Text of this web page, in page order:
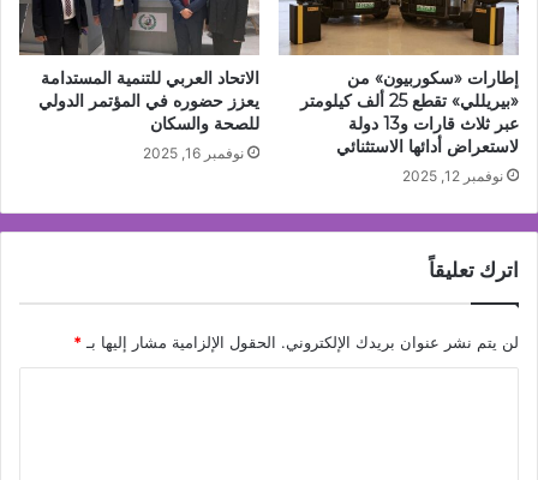
إطارات «سكوربيون» من
«بيريللي» تقطع 25 ألف كيلومتر
عبر ثلاث قارات و13 دولة
لاستعراض أدائها الاستثنائي
نوفمبر 12, 2025
الاتحاد العربي للتنمية المستدامة
يعزز حضوره في المؤتمر الدولي
للصحة والسكان
نوفمبر 16, 2025
اترك تعليقاً
لن يتم نشر عنوان بريدك الإلكتروني. الحقول الإلزامية مشار إليها بـ*